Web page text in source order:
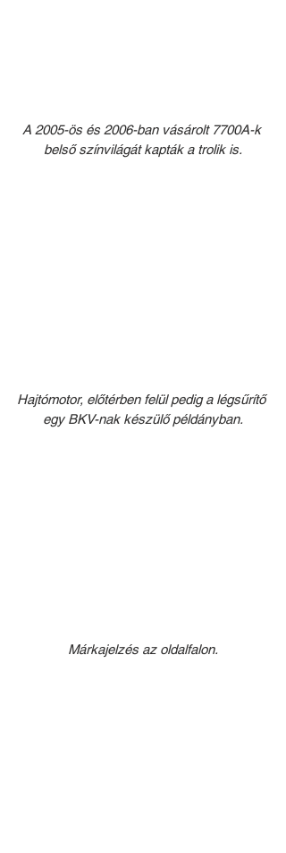
A 2005-ös és 2006-ban vásárolt 7700A-k
belső színvilágát kapták a trolik is.
Hajtómotor, előtérben felül pedig a légsűrítő
egy BKV-nak készülő példányban.
Márkajelzés az oldalfalon.